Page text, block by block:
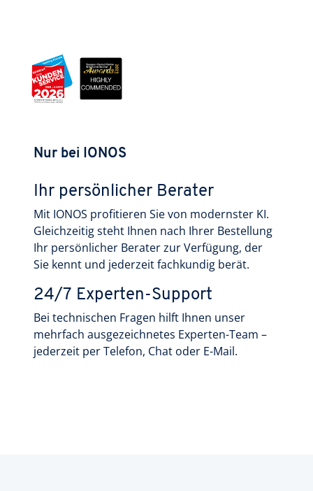
Nur bei IONOS
Ihr persönlicher Berater
Mit IONOS profitieren Sie von modernster KI.
Gleichzeitig steht Ihnen nach Ihrer Bestellung
Ihr persönlicher Berater zur Verfügung, der
Sie kennt und jederzeit fachkundig berät.
24/7 Experten-Support
Bei technischen Fragen hilft Ihnen unser
mehrfach ausgezeichnetes Experten-Team –
jederzeit per Telefon, Chat oder E-Mail.